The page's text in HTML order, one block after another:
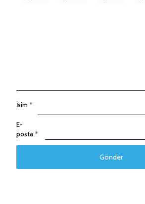
İsim *
E-
posta *